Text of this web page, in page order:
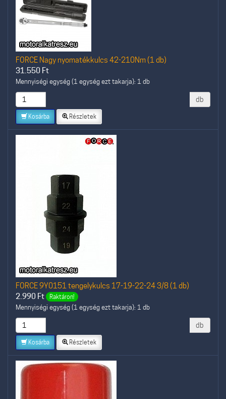
FORCE Nagy nyomatékkulcs 42-210Nm (1 db)
31.550 Ft
Mennyiségi egység (1 egység ezt takarja): 1 db
db
Kosárba Részletek
FORCE 9Y0151 tengelykulcs 17-19-22-24 3/8 (1 db)
2.990 Ft Raktáron!
Mennyiségi egység (1 egység ezt takarja): 1 db
db
Kosárba Részletek